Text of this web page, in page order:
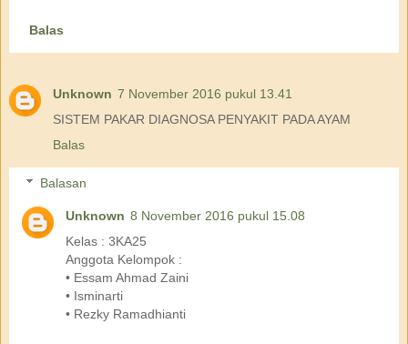
Balas
Unknown 7 November 2016 pukul 13.41
SISTEM PAKAR DIAGNOSA PENYAKIT PADA AYAM
Balas
Balasan
Unknown 8 November 2016 pukul 15.08
Kelas : 3KA25
Anggota Kelompok :
• Essam Ahmad Zaini
• Isminarti
• Rezky Ramadhianti